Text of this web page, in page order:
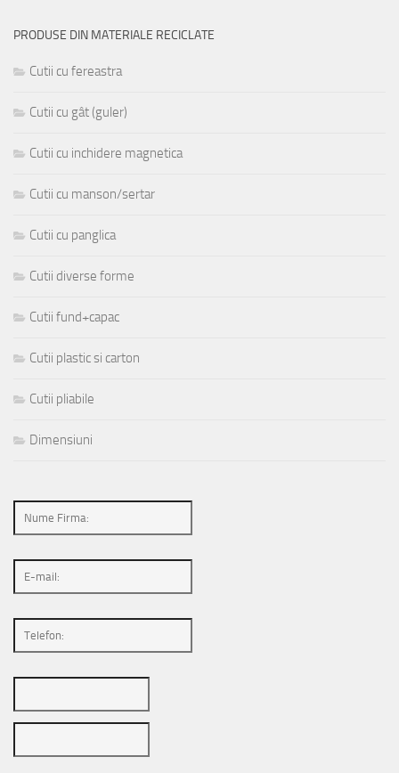
PRODUSE DIN MATERIALE RECICLATE
Cutii cu fereastra
Cutii cu gât (guler)
Cutii cu inchidere magnetica
Cutii cu manson/sertar
Cutii cu panglica
Cutii diverse forme
Cutii fund+capac
Cutii plastic si carton
Cutii pliabile
Dimensiuni